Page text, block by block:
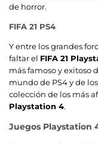
de horror.
FIFA 21 PS4
Y entre los grandes
faltar el FIFA 21
más famoso y exitoso
mundo de PS4 y de los
colección de los más
Playstation 4.
Juegos Playstation